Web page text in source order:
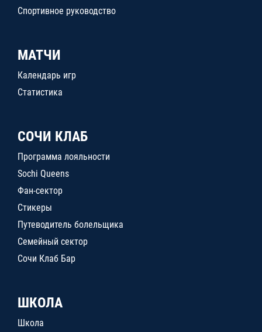
Спортивное руководство
МАТЧИ
Календарь игр
Статистика
СОЧИ КЛАБ
Программа лояльности
Sochi Queens
Фан-сектор
Стикеры
Путеводитель болельщика
Семейный сектор
Сочи Клаб Бар
ШКОЛА
Школа